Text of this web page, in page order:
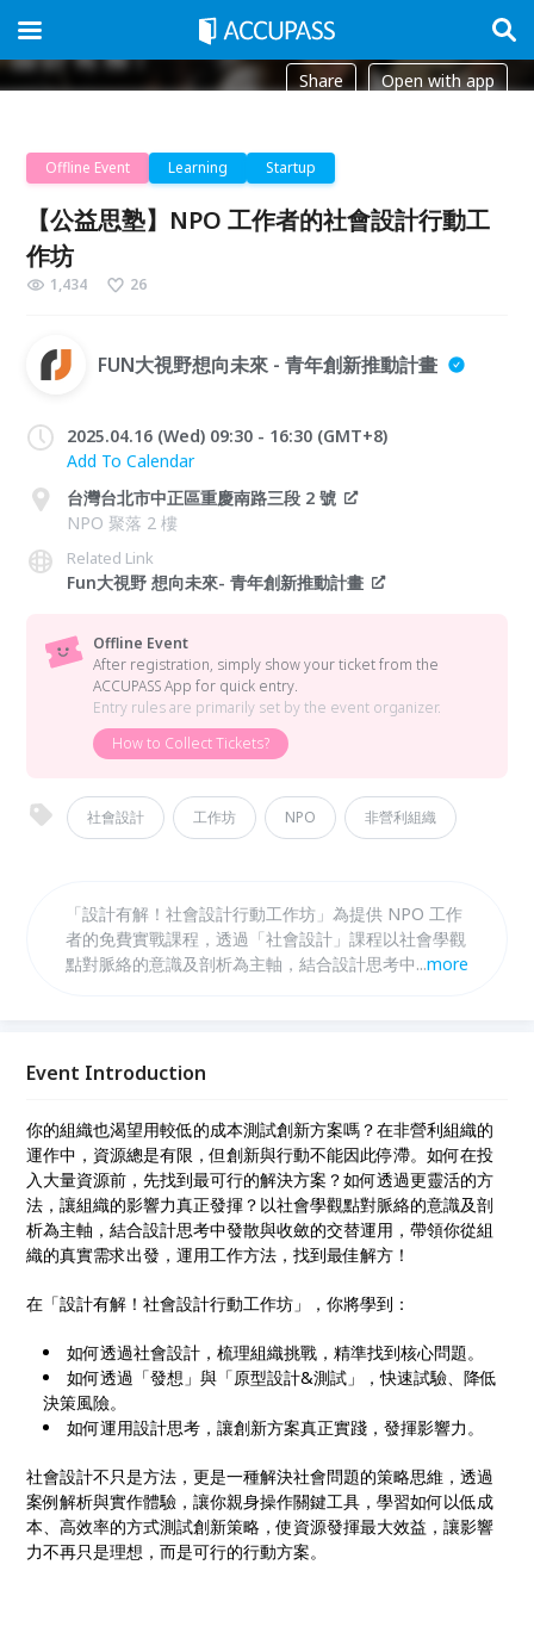
Share Open with app
Offline Event Learning Startup
【公益思塾】NPO 工作者的社會設計行動工
作坊
1,434 26
FUN大視野想向未來 - 青年創新推動計畫
2025.04.16 (Wed) 09:30 - 16:30 (GMT+8)
Add To Calendar
台灣台北市中正區重慶南路三段 2 號
NPO 聚落 2 樓
Related Link
Fun大視野 想向未來- 青年創新推動計畫
Offline Event
After registration, simply show your ticket from the
ACCUPASS App for quick entry.
Entry rules are primarily set by the event organizer.
How to Collect Tickets?
社會設計 工作坊 NPO 非營利組織
「設計有解！社會設計行動工作坊」為提供 NPO 工作
者的免費實戰課程，透過「社會設計」課程以社會學觀
點對脈絡的意識及剖析為主軸，結合設計思考中發散與
...more
Event Introduction
你的組織也渴望用較低的成本測試創新方案嗎？在非營利組織的
運作中，資源總是有限，但創新與行動不能因此停滯。如何在投
入大量資源前，先找到最可行的解決方案？如何透過更靈活的方
法，讓組織的影響力真正發揮？以社會學觀點對脈絡的意識及剖
析為主軸，結合設計思考中發散與收斂的交替運用，帶領你從組
織的真實需求出發，運用工作方法，找到最佳解方！
在「設計有解！社會設計行動工作坊」，你將學到：
如何透過社會設計，梳理組織挑戰，精準找到核心問題。
如何透過「發想」與「原型設計&測試」，快速試驗、降低
決策風險。
如何運用設計思考，讓創新方案真正實踐，發揮影響力。
社會設計不只是方法，更是一種解決社會問題的策略思維，透過
案例解析與實作體驗，讓你親身操作關鍵工具，學習如何以低成
本、高效率的方式測試創新策略，使資源發揮最大效益，讓影響
力不再只是理想，而是可行的行動方案。